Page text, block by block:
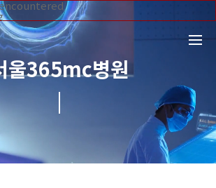
argument supplied for foreach()
application/views/mobile/
public_html/application/views/mobile/
application/core/
울365mc병원